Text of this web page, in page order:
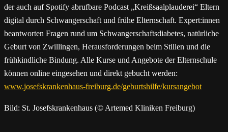
der auch auf Spotify abrufbare Podcast „Kreißsaalplauderei“ Eltern
digital durch Schwangerschaft und frühe Elternschaft. Expert:innen
beantworten Fragen rund um Schwangerschaftsdiabetes, natürliche
Geburt von Zwillingen, Herausforderungen beim Stillen und die
frühkindliche Bindung. Alle Kurse und Angebote der Elternschule
können online eingesehen und direkt gebucht werden:
www.josefskrankenhaus-freiburg.de/geburtshilfe/kursangebot
Bild: St. Josefskrankenhaus (© Artemed Kliniken Freiburg)